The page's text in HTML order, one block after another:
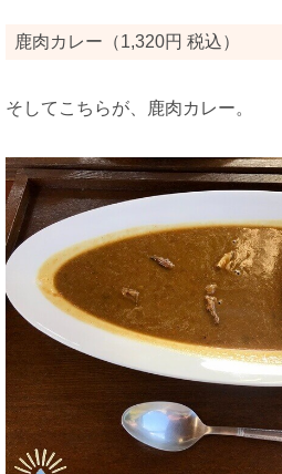
鹿肉カレー（1,320円 税込）
そしてこちらが、鹿肉カレー。